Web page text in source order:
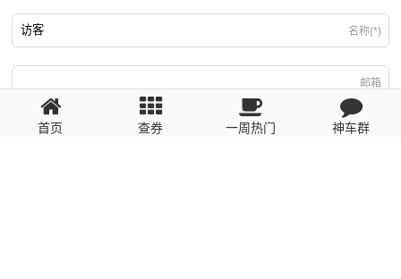
名称(*)
邮箱
回复需填写必要信息
首页 查券 一周热门 神车群